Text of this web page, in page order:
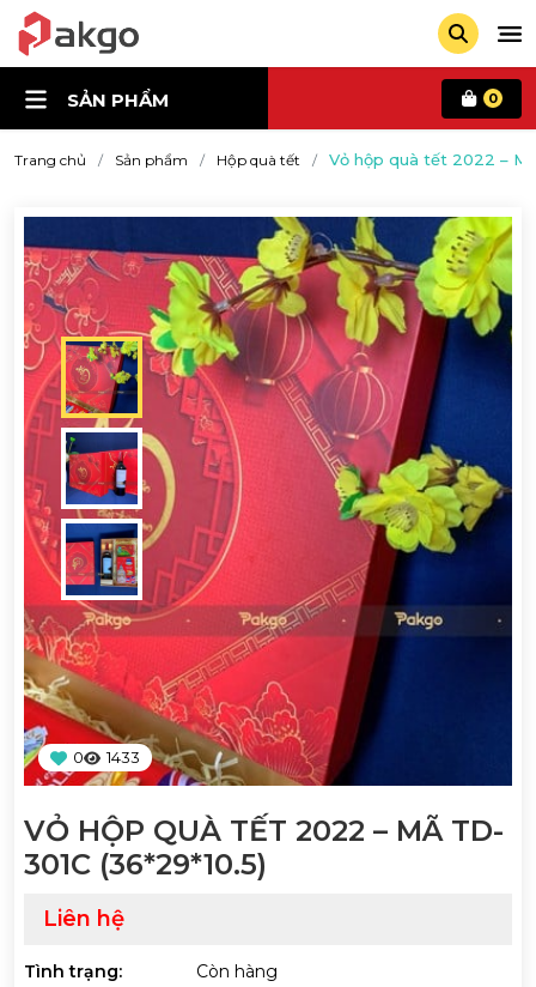
SẢN PHẨM 0
Trang chủ Sản phẩm Hộp quà tết Vỏ hộp quà tết 2022 –
0 1433
VỎ HỘP QUÀ TẾT 2022 – MÃ TD-
301C (36*29*10.5)
Liên hệ
Tình trạng: Còn hàng